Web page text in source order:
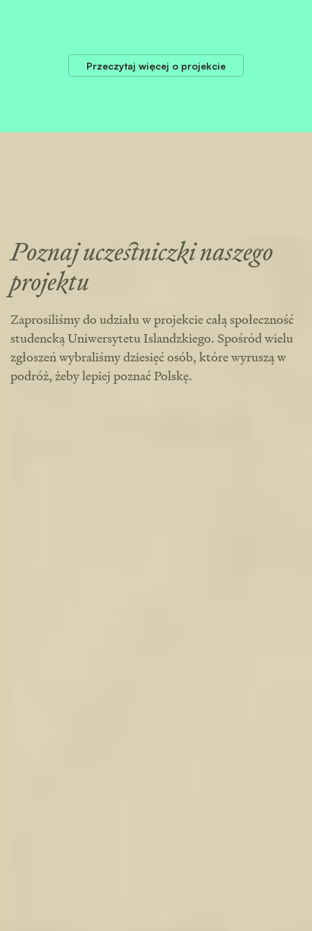
Przeczytaj więcej o projekcie
Poznaj uczestniczki naszego
projektu
Zaprosiliśmy do udziału w projekcie całą społeczność
studencką Uniwersytetu Islandzkiego. Spośród wielu
zgłoszeń wybraliśmy dziesięć osób, które wyruszą w
podróż, żeby lepiej poznać Polskę.